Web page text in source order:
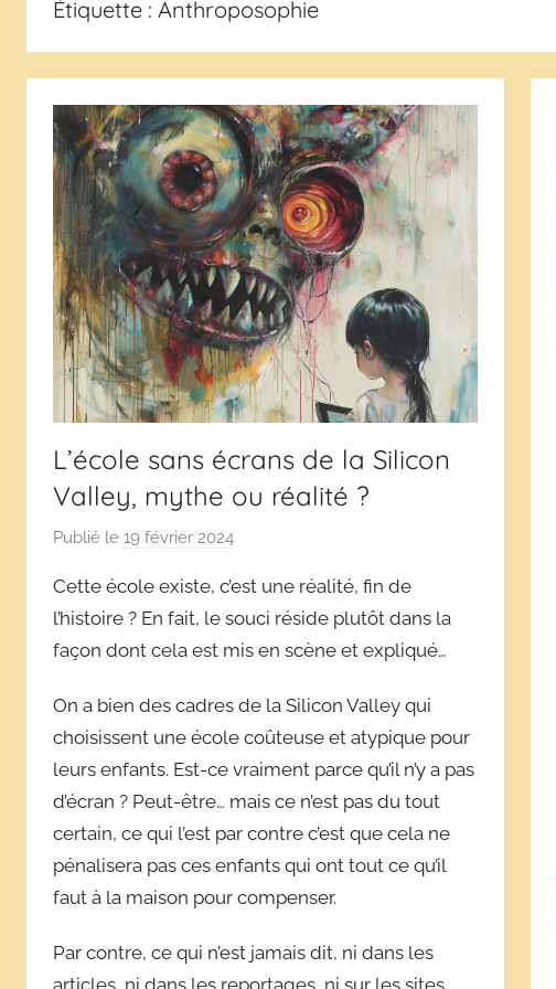
Étiquette : Anthroposophie
L’école sans écrans de la Silicon
Valley, mythe ou réalité ?
Publié le 19 février 2024
r
D
é
v
e
s
Cette école existe, c’est une réalité, fin de
l’histoire ? En fait, le souci réside plutôt dans la
façon dont cela est mis en scène et expliqué…
On a bien des cadres de la Silicon Valley qui
choisissent une école coûteuse et atypique pour
leurs enfants. Est-ce vraiment parce qu’il n’y a pas
d’écran ? Peut-être… mais ce n’est pas du tout
certain, ce qui l’est par contre c’est que cela ne
pénalisera pas ces enfants qui ont tout ce qu’il
faut à la maison pour compenser.
Par contre, ce qui n’est jamais dit, ni dans les